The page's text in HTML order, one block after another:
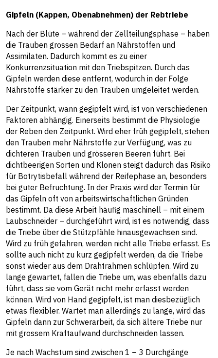
Gipfeln (Kappen, Obenabnehmen) der Rebtriebe
Nach der Blüte – während der Zellteilungsphase – haben
die Trauben grossen Bedarf an Nährstoffen und
Assimilaten. Dadurch kommt es zu einer
Konkurrenzsituation mit den Triebspitzen. Durch das
Gipfeln werden diese entfernt, wodurch in der Folge
Nährstoffe stärker zu den Trauben umgeleitet werden.
Der Zeitpunkt, wann gegipfelt wird, ist von verschiedenen
Faktoren abhängig. Einerseits bestimmt die Physiologie
der Reben den Zeitpunkt. Wird eher früh gegipfelt, stehen
den Trauben mehr Nährstoffe zur Verfügung, was zu
dichteren Trauben und grösseren Beeren führt. Bei
dichtbeerigen Sorten und Klonen steigt dadurch das Risiko
für Botrytisbefall während der Reifephase an, besonders
bei guter Befruchtung. In der Praxis wird der Termin für
das Gipfeln oft von arbeitswirtschaftlichen Gründen
bestimmt. Da diese Arbeit häufig maschinell – mit einem
Laubschneider – durchgeführt wird, ist es notwendig, dass
die Triebe über die Stützpfähle hinausgewachsen sind.
Wird zu früh gefahren, werden nicht alle Triebe erfasst. Es
sollte auch nicht zu kurz gegipfelt werden, da die Triebe
sonst wieder aus dem Drahtrahmen schlüpfen. Wird zu
lange gewartet, fallen die Triebe um, was ebenfalls dazu
führt, dass sie vom Gerät nicht mehr erfasst werden
können. Wird von Hand gegipfelt, ist man diesbezüglich
etwas flexibler. Wartet man allerdings zu lange, wird das
Gipfeln dann zur Schwerarbeit, da sich ältere Triebe nur
mit grossem Kraftaufwand durchschneiden lassen.
Je nach Wachstum sind zwischen 1 – 3 Durchgänge